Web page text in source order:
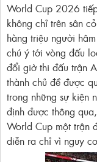
World Cup 2026
không chỉ trên sân
hàng triệu người
chú ý tới vòng đấu
đổi giờ thi đấu trận
thành chủ đề được
trong những sự kiện
định được thông
World Cup một trận
diễn ra chỉ vì nguy